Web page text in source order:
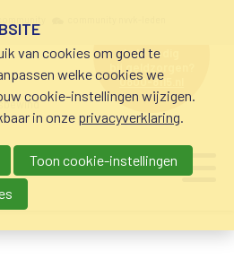
hulp nodig
bij geldzorgen?
0800-8115.nl
van cookies om goed te
welke cookies we
cookie-instellingen wijzigen.
in onze privacyverklaring.
Toon cookie-instellingen